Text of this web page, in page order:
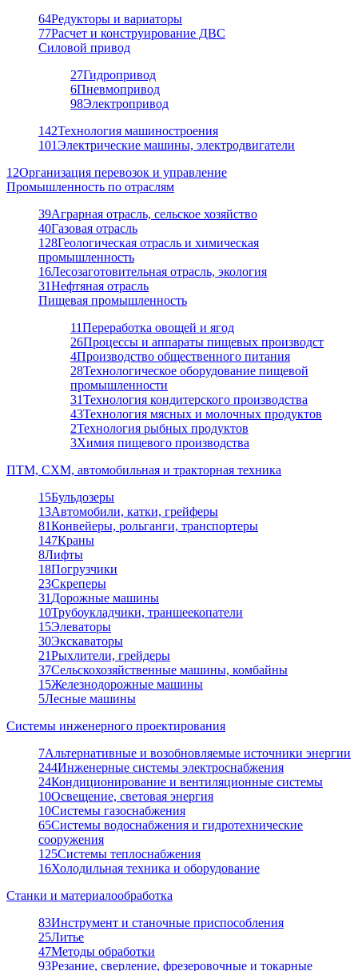
64Редукторы и вариаторы
77Расчет и конструирование ДВС
Силовой привод
27Гидропривод
6Пневмопривод
98Электропривод
142Технология машиностроения
101Электрические машины, электродвигатели
12Организация перевозок и управление
Промышленность по отраслям
39Аграрная отрасль, сельское хозяйство
40Газовая отрасль
128Геологическая отрасль и химическая
промышленность
16Лесозаготовительная отрасль, экология
31Нефтяная отрасль
Пищевая промышленность
11Переработка овощей и ягод
26Процессы и аппараты пищевых производст
4Производство общественного питания
28Технологическое оборудование пищевой
промышленности
31Технология кондитерского производства
43Технология мясных и молочных продуктов
2Технология рыбных продуктов
3Химия пищевого производства
ПТМ, СХМ, автомобильная и тракторная техника
15Бульдозеры
13Автомобили, катки, грейферы
81Конвейеры, рольганги, транспортеры
147Краны
8Лифты
18Погрузчики
23Скреперы
31 Дорожные машины
10Трубоукладчики, траншеекопатели
15Элеваторы
30Экскаваторы
21Рыхлители, грейдеры
37Сельскохозяйственные машины, комбайны
15Железнодорожные машины
5Лесные машины
Системы инженерного проектирования
7Альтернативные и возобновляемые источники энергии
244Инженерные системы электроснабжения
24Кондиционирование и вентиляционные системы
10Освещение, световая энергия
10Системы газоснабжения
65Системы водоснабжения и гидротехнические
сооружения
125Системы теплоснабжения
16Холодильная техника и оборудование
Станки и материалообработка
83Инструмент и станочные приспособления
25Литье
47Методы обработки
93Резание, сверление, фрезеровочные и токарные